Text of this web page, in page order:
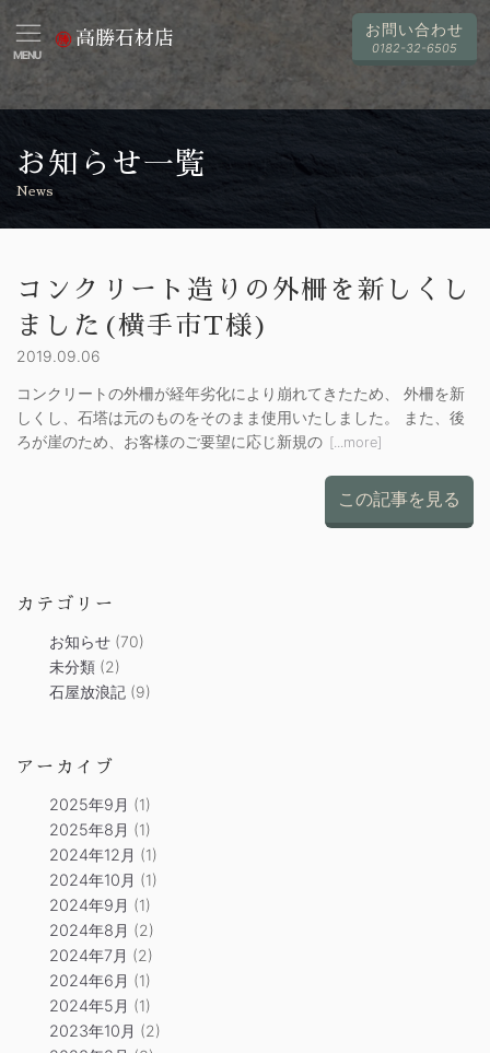
MENU
高勝石材店 お問い合わせ
0182-32-6505
お知らせ一覧
News
コンクリート造りの外柵を新しくし
ました(横手市T様)
2019.09.06
コンクリートの外柵が経年劣化により崩れてきたため、 外柵を新
しくし、石塔は元のものをそのまま使用いたしました。 また、後
ろが崖のため、お客様のご要望に応じ新規の [...more]
この記事を見る
カテゴリー
お知らせ (70)
未分類 (2)
石屋放浪記 (9)
アーカイブ
2025年9月 (1)
2025年8月 (1)
2024年12月 (1)
2024年10月 (1)
2024年9月 (1)
2024年8月 (2)
2024年7月 (2)
2024年6月 (1)
2024年5月 (1)
2023年10月 (2)